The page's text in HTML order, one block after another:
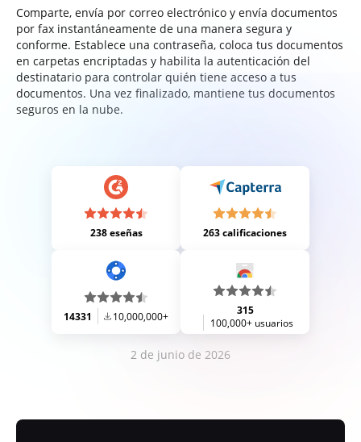
Comparte, envía por correo electrónico y envía documentos
por fax instantáneamente de una manera segura y
conforme. Establece una contraseña, coloca tus documentos
en carpetas encriptadas y habilita la autenticación del
destinatario para controlar quién tiene acceso a tus
documentos. Una vez finalizado, mantiene tus documentos
seguros en la nube.
238 eseñas 263 calificaciones
14331 10,000,000+
315
100,000+ usuarios
2 de junio de 2026